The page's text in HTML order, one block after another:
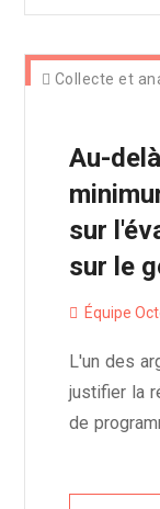
Collecte et
Au-
sur
sur le
Équipe
L'un des
justifier la
de